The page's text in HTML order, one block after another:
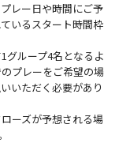
レー日や時間にご予
いるスタート時間枠
グループ4名となるよ
プレーをご希望の場
いただく必要があり
ーズが予想される場